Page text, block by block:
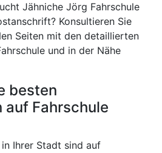
Jähniche Jörg Fahrschule
Konsultieren Sie
Seiten mit den detaillierten
und in der Nähe
besten
auf Fahrschule
Ihrer Stadt sind auf